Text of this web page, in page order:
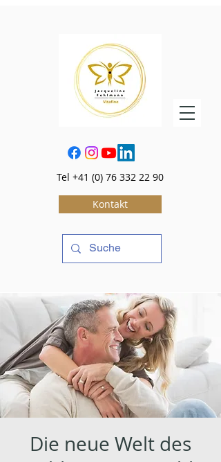
Tel +41 (0) 76 332 22 90
Kontakt
Die neue Welt des